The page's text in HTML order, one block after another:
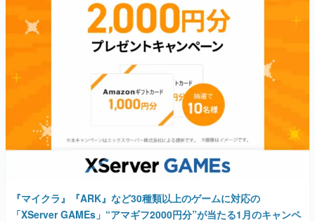
『マイクラ』『ARK』など30種類以上のゲームに対応の
「XServer GAMEs」“アマギフ2000円分”が当たる1月のキャンペ